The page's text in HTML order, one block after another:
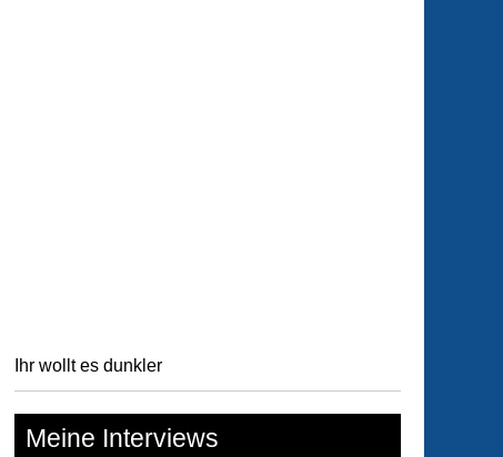
Ihr wollt es dunkler
Meine Interviews